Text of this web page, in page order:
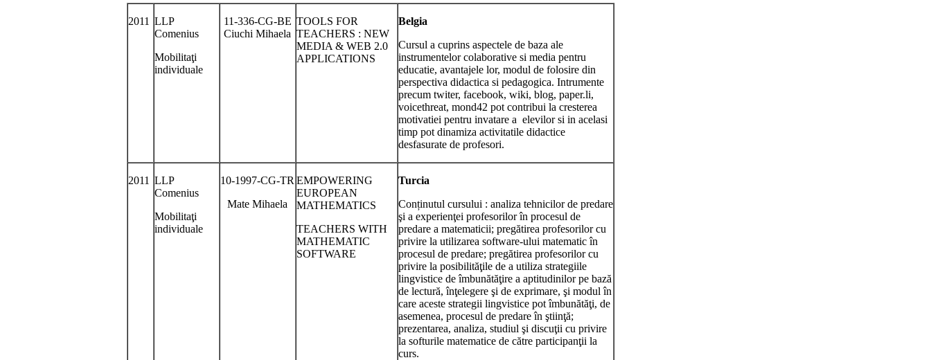
2011 LLP
Comenius
Mobilitaţi
individuale
11-336-CG-BE
Ciuchi Mihaela
TOOLS FOR
TEACHERS : NEW
MEDIA & WEB 2.0
APPLICATIONS
Belgia
Cursul a cuprins aspectele de baza ale
instrumentelor colaborative si media pentru
educatie, avantajele lor, modul de folosire din
perspectiva didactica si pedagogica. Intrumente
precum twiter, facebook, wiki, blog, paper.li,
voicethreat, mond42 pot contribui la cresterea
motivatiei pentru invatare a elevilor si in acelasi
timp pot dinamiza activitatile didactice
desfasurate de profesori.
2011 LLP
Comenius
Mobilitaţi
individuale
10-1997-CG-TR
Mate Mihaela
EMPOWERING
EUROPEAN
MATHEMATICS
TEACHERS WITH
MATHEMATIC
SOFTWARE
Turcia
Conținutul cursului : analiza tehnicilor de predare
şi a experienţei profesorilor în procesul de
predare a matematicii; pregătirea profesorilor cu
privire la utilizarea software-ului matematic în
procesul de predare; pregătirea profesorilor cu
privire la posibilităţile de a utiliza strategiile
lingvistice de îmbunătăţire a aptitudinilor pe bază
de lectură, înţelegere şi de exprimare, şi modul în
care aceste strategii lingvistice pot îmbunătăţi, de
asemenea, procesul de predare în ştiinţă;
prezentarea, analiza, studiul şi discuţii cu privire
la softurile matematice de către participanţii la
curs.